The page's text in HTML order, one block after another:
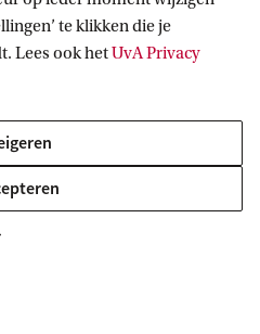
te klikken die je
Lees ook hetUvA Privacy